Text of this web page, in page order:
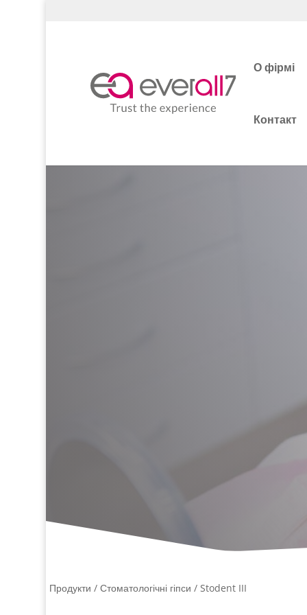
О фірмі
Контакт
Продукти / Стоматологічні гіпси / Stodent III